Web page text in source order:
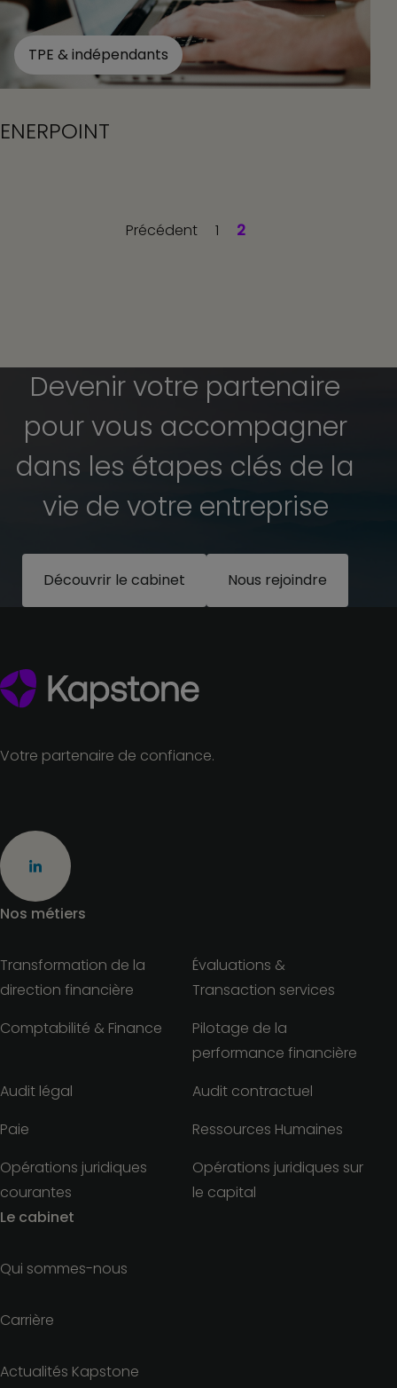
TPE & indépendants
ENERPOINT
Précédent 1 2
Devenir votre partenaire
pour vous accompagner
dans les étapes clés de la
vie de votre entreprise
Découvrir le cabinet Nous rejoindre
Votre partenaire de confiance.
Nos métiers
Transformation de la
direction financière
Évaluations &
Transaction services
Comptabilité & Finance
Pilotage de la
performance financière
Audit légal
Audit contractuel
Paie
Ressources Humaines
Opérations juridiques
courantes
Opérations juridiques sur
le capital
Le cabinet
Qui sommes-nous
Carrière
Actualités Kapstone